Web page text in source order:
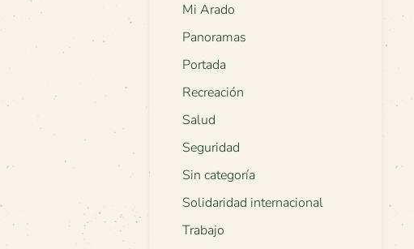
Mi Arado
Panoramas
Portada
Recreación
Salud
Seguridad
Sin categoría
Solidaridad internacional
Trabajo